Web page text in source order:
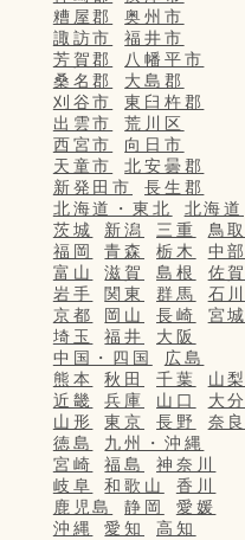
糟屋郡
奥州市
諏訪市
福井市
芳賀郡
八幡平市
桑名郡
大島郡
刈谷市
東臼杵郡
出雲市
荒川区
西宮市
向日市
天童市
北安曇郡
新発田市
長生郡
北海道・東北
北海道
茨城
新潟 三重
鳥取
福岡
青森 栃木
中部
富山
滋賀 島根
佐賀
岩手
関東 群馬
石川
京都
岡山 長崎
宮城
埼玉
福井
大阪
中国・四国
広島
熊本
秋田 千葉
山梨
近畿
兵庫 山口
大分
山形
東京 長野
奈良
徳島
九州・沖縄
宮崎
福島
神奈川
岐阜
和歌山
香川
鹿児島
静岡
愛媛
沖縄
愛知 高知